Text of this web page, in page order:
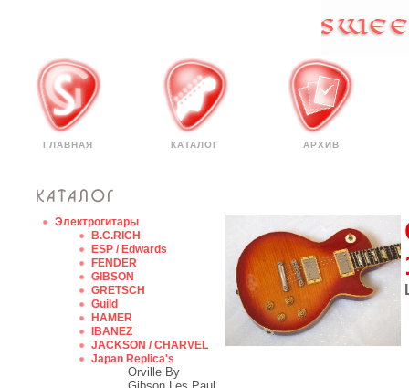
ГЛАВНАЯ КАТАЛОГ АРХИВ
Электрогитары
B.C.RICH
ESP / Edwards
FENDER
GIBSON
GRETSCH
Guild
HAMER
IBANEZ
JACKSON / CHARVEL
Japan Replica's
Orville By